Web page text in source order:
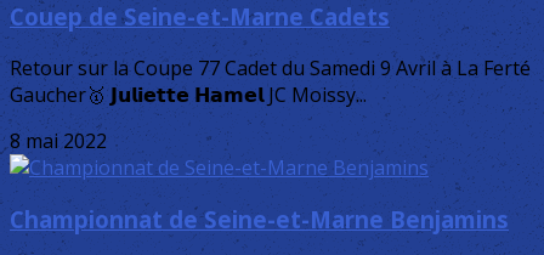
Couep de Seine-et-Marne Cadets
Retour sur la Coupe 77 Cadet du Samedi 9 Avril à La Ferté
Gaucher🥇 𝗝𝘂𝗹𝗶𝗲𝘁𝘁𝗲 𝗛𝗮𝗺𝗲𝗹 JC Moissy...
8 mai 2022
Championnat de Seine-et-Marne Benjamins